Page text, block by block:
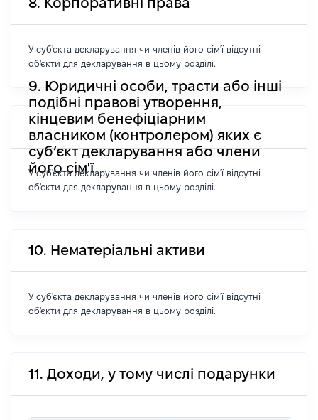
У суб'єкта декларування чи членів його сім'ї відсутні
об'єкти для декларування в цьому розділі.
9. Юридичні особи, трасти або інші
подібні правові утворення,
кінцевим бенефіціарним
власником (контролером) яких є
суб’єкт декларування або члени
його сім'ї
У суб'єкта декларування чи членів його сім'ї відсутні
об'єкти для декларування в цьому розділі.
10. Нематеріальні активи
У суб'єкта декларування чи членів його сім'ї відсутні
об'єкти для декларування в цьому розділі.
11. Доходи, у тому числі подарунки